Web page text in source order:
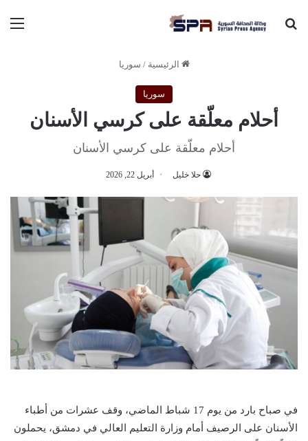
بحث عن
الرئيسية / سوريا
سوريا
أحلام معلّقة على كرسي الأسنان
أحلام معلّقة على كرسي الأسنان
حلا خليل أبريل 22, 2026
في صباح بارد من يوم 17 شباط الماضي، وقف عشرات من أطباء
الأسنان على الرصيف أمام وزارة التعليم العالي في دمشق، يحملون